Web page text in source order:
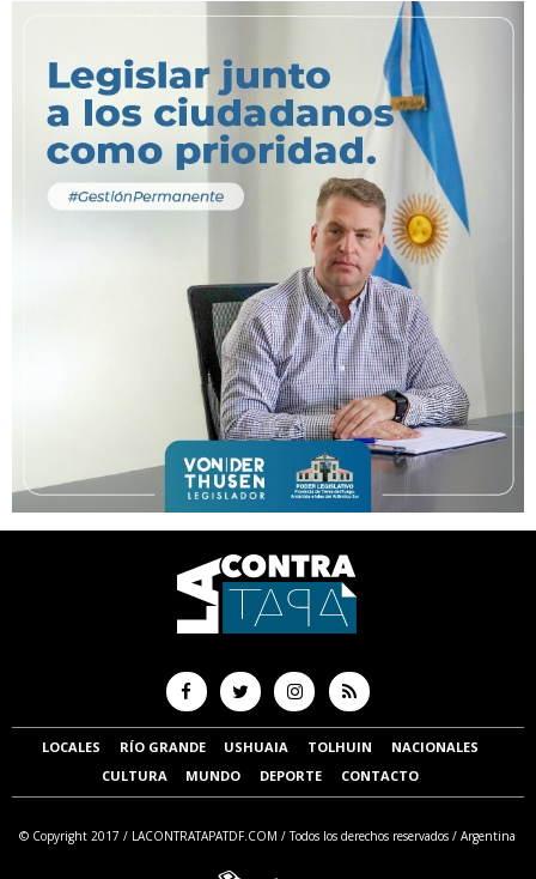
LOCALES RÍO GRANDE USHUAIA TOLHUIN
NACIONALES
CULTURA
MUNDO DEPORTE CONTACTO
© Copyright 2017 / LACONTRATAPATDF.COM / Todos los derechos reservados / Argentina